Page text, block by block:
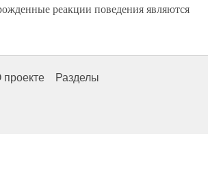
реакции поведения являются
проекте Разделы